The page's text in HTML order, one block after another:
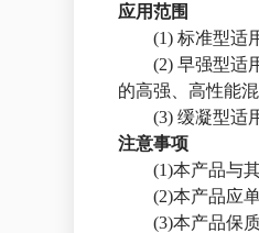
应用范围
(1) 标准型适
(2) 早强型适
的高强、高性能混
(3) 缓凝型适
注意事项
(1)本产品与
(2)本产品应
(3)本产品保